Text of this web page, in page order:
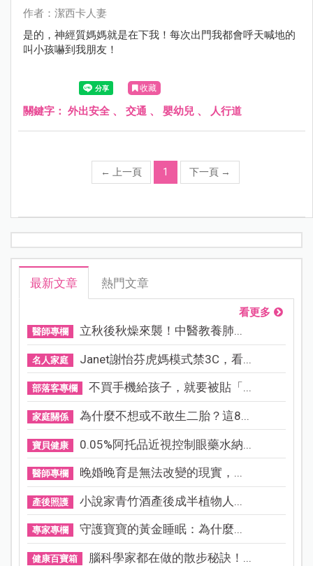
作者：潔西卡人妻
是的，神經質媽媽就是在下我！每次出門我都會呼天喊地的
叫小孩嚇到我朋友！
收藏
關鍵字： 外出安全 、 交通 、 嬰幼兒 、 人行道
← 上一頁 1 下一頁 →
最新文章 熱門文章
看更多
醫師專欄 立秋後秋燥來襲！中醫教養肺...
名人家庭 Janet謝怡芬虎媽模式禁3C，看...
部落客專欄 不買手機給孩子，就要被貼「...
家庭關係 為什麼不想或不敢生二胎？這8...
寶貝健康 0.05%阿托品近視控制眼藥水納...
醫師專欄 晚婚晚育是無法改變的現實，...
產後照護 小說家青竹酒產後成半植物人...
專家專欄 守護寶寶的黃金睡眠：為什麼...
健康百寶箱 腦科學家都在做的散步秘訣！...